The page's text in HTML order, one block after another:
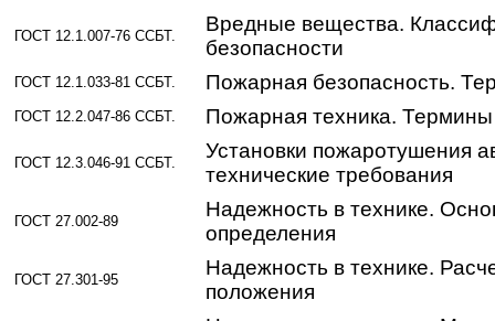
ГОСТ 12.1.007-76 ССБТ.
Вредные вещества.
безопасности
ГОСТ 12.1.033-81 ССБТ. Пожарная безопасность.
ГОСТ 12.2.047-86 ССБТ. Пожарная техника.
ГОСТ 12.3.046-91 ССБТ.
Установки пожаротушения
технические требования
ГОСТ 27.002-89
Надежность в технике.
определения
ГОСТ 27.301-95
Надежность в технике.
положения